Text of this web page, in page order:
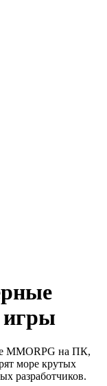
игры
MMORPG на ПК,
море крутых
разработчиков.